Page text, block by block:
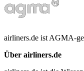
airliners.de ist AGMA-
Über airliners.de